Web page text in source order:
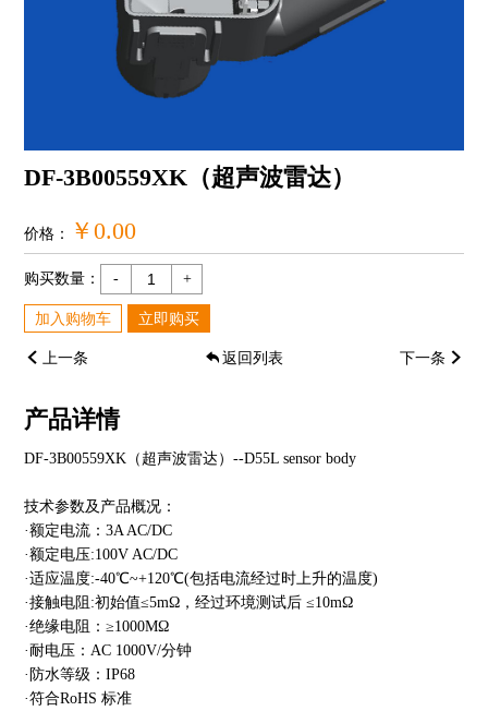
DF-3B00559XK（超声波雷达）
价格： ￥0.00
购买数量： - +
加入购物车 立即购买
上一条 返回列表 下一条
产品详情
DF-3B00559XK （超声波雷达）--D55L sensor body
技术参数及产品概况：
·额定电流：3A AC/DC
·额定电压:100V AC/DC
·适应温度:-40℃~+120℃(包括电流经过时上升的温度)
·接触电阻:初始值≤5mΩ，经过环境测试后 ≤10mΩ
·绝缘电阻：≥1000MΩ
·耐电压：AC 1000V/分钟
·防水等级：IP68
·符合RoHS 标准